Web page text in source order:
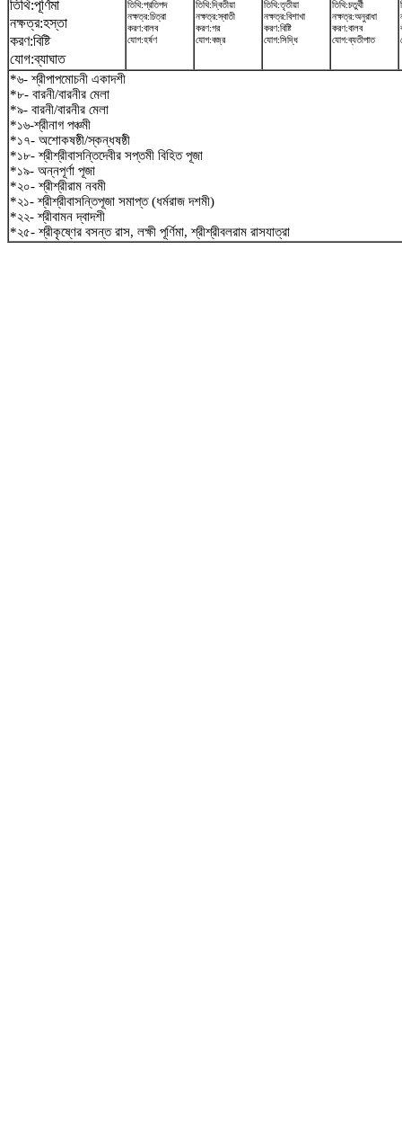
তিথি:পূর্ণিমা
নক্ষত্র:হস্তা
করণ:বিষ্টি
যোগ:ব্যাঘাত
তিথি:প্রতিপদ
নক্ষত্র:চিত্রা
করণ:বালব
যোগ:হর্ষণ
তিথি:দ্বিতীয়া
নক্ষত্র:স্বাতী
করণ:গর
যোগ:বজ্র
তিথি:তৃতীয়া
নক্ষত্র:বিশাখা
করণ:বিষ্টি
যোগ:সিদ্ধি
তিথি:চতুর্থী
নক্ষত্র:অনুরাধা
করণ:বালব
যোগ:ব্যতীপাত
*৬- শ্রীপাপমোচনী একাদশী
*৮- বারনী/বারনীর মেলা
*৯- বারনী/বারনীর মেলা
*১৬-শ্রীনাগ পঞ্চমী
*১৭- অশোকষষ্ঠী/স্কন্ধষষ্ঠী
*১৮- শ্রীশ্রীবাসন্তিদেবীর সপ্তমী বিহিত পূজা
*১৯- অন্নপূর্ণা পূজা
*২০- শ্রীশ্রীরাম নবমী
*২১- শ্রীশ্রীবাসন্তিপূজা সমাপ্ত (ধর্মরাজ দশমী)
*২২- শ্রীবামন দ্বাদশী
*২৫- শ্রীকৃষ্ণের বসন্ত রাস, লক্ষী পূর্ণিমা, শ্রীশ্রীবলরাম রাসযাত্রা